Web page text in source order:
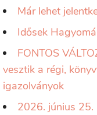
Már lehet
Idősek
FONTOS
vesztik a régi,
igazolványok
2026. június 25.